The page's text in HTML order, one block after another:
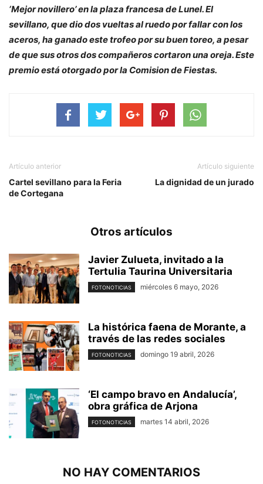
‘Mejor novillero’ en la plaza francesa de Lunel. El
sevillano, que dio dos vueltas al ruedo por fallar con los
aceros, ha ganado este trofeo por su buen toreo, a pesar
de que sus otros dos compañeros cortaron una oreja. Este
premio está otorgado por la Comision de Fiestas.
Artículo anterior
Cartel sevillano para la Feria
de Cortegana
Artículo siguiente
La dignidad de un jurado
Otros artículos
Javier Zulueta, invitado a la
Tertulia Taurina Universitaria
FOTONOTICIAS miércoles 6 mayo, 2026
La histórica faena de Morante, a
través de las redes sociales
FOTONOTICIAS domingo 19 abril, 2026
‘El campo bravo en Andalucía’,
obra gráfica de Arjona
FOTONOTICIAS martes 14 abril, 2026
NO HAY COMENTARIOS